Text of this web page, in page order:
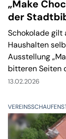
„Make
der
Schokolade gilt
Haushalten
Ausstellung
bitteren Seiten
in den Fokus.
13.02.2026